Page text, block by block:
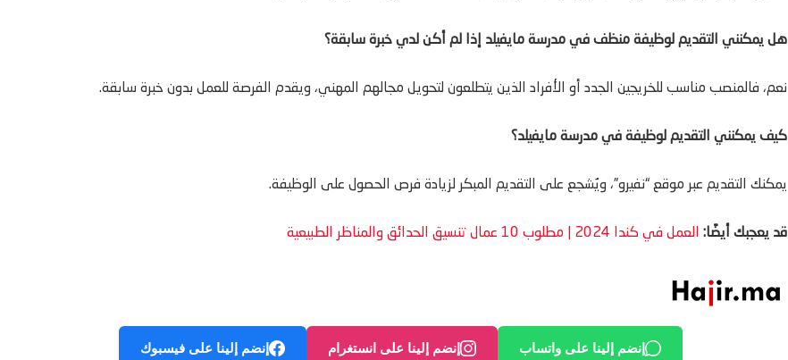
هل يمكنني التقديم لوظيفة منظف في مدرسة مايفيلد إذا لم أكن لدي خبرة سابقة؟
نعم، فالمنصب مناسب للخريجين الجدد أو الأفراد الذين يتطلعون لتحويل مجالهم المهني، ويقدم الفرصة للعمل بدون خبرة سابقة.
كيف يمكنني التقديم لوظيفة في مدرسة مايفيلد؟
يمكنك التقديم عبر موقع “نفيرو”، ويُشجع على التقديم المبكر لزيادة فرص الحصول على الوظيفة.
قد يعجبك أيضًا: العمل في كندا 2024 | مطلوب 10 عمال تنسيق الحدائق والمناظر الطبيعية
إنضم إلينا على فيسبوك إنضم إلينا على انستغرام إنضم إلينا على واتساب